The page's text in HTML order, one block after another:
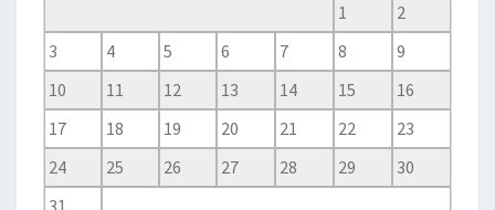
1
2
3
4 5 6 7 8
9
10
11 12 13 14 15
16
17
18 19 20 21 22
23
24
25 26 27 28 29
30
31